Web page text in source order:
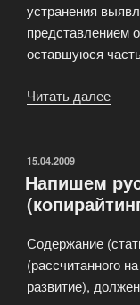
устранения
представлением
оставшуюся
Читать далее
ОПУБЛИКОВАНО
15.04.2009
Напишем
Содержание
(рассчитанного
развитие),